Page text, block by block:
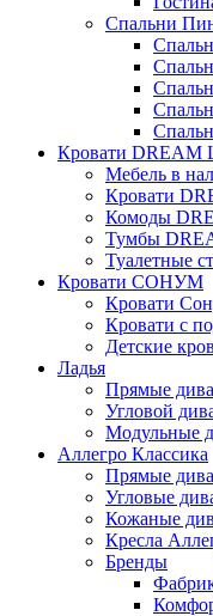
Спальни
Кровати DREAM
Мебель в
Кровати
Комоды
Тумбы
Туалетные
Кровати СОНУМ
Кровати
Кровати с
Детские
Ладья
Прямые
Угловой
Модульные
Аллегро Классика
Прямые
Угловые
Кожаные
Кресла
Бренды